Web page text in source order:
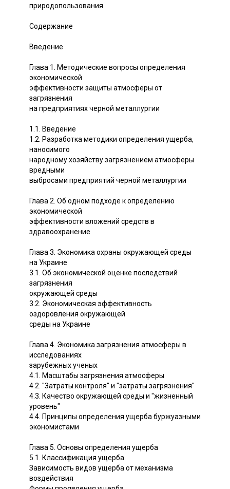
природопользования.
Содержание
Введение
Глава 1. Методические вопросы определения
экономической
эффективности защиты атмосферы от
загрязнения
на предприятиях черной металлургии
1.1. Введение
1.2. Разработка методики определения ущерба,
наносимого
народному хозяйству загрязнением атмосферы
вредными
выбросами предприятий черной металлургии
Глава 2. Об одном подходе к определению
экономической
эффективности вложений средств в
здравоохранение
Глава 3. Экономика охраны окружающей среды
на Украине
3.1. Об экономической оценке последствий
загрязнения
окружающей среды
3.2. Экономическая эффективность
оздоровления окружающей
среды на Украине
Глава 4. Экономика загрязнения атмосферы в
исследованиях
зарубежных ученых
4.1. Масштабы загрязнения атмосферы
4.2. "Затраты контроля" и "затраты загрязнения"
4.3. Качество окружающей среды и "жизненный
уровень"
4.4. Принципы определения ущерба буржуазными
экономистами
Глава 5. Основы определения ущерба
5.1. Классификация ущерба
Зависимость видов ущерба от механизма
воздействия